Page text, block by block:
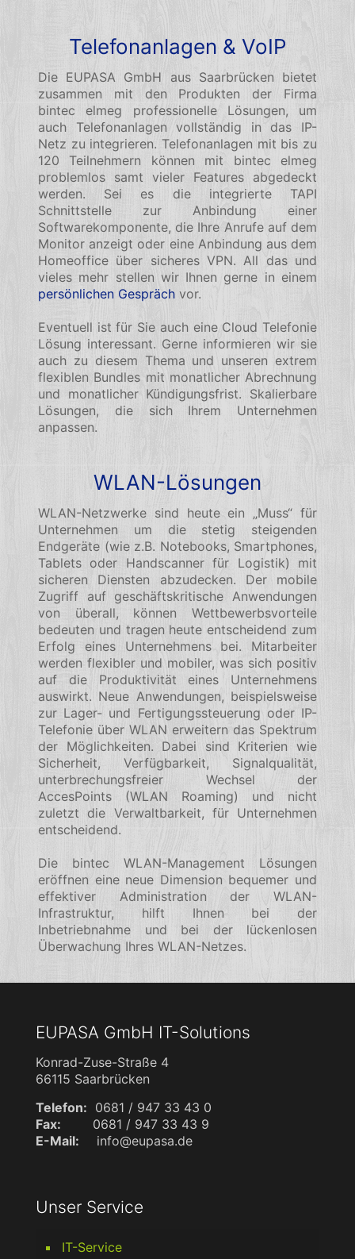
Telefonanlagen & VoIP
Die EUPASA GmbH aus Saarbrücken bietet
zusammen mit den Produkten der Firma
bintec elmeg professionelle Lösungen, um
auch Telefonanlagen vollständig in das IP-
Netz zu integrieren. Telefonanlagen mit bis zu
120 Teilnehmern können mit bintec elmeg
problemlos samt vieler Features abgedeckt
werden. Sei es die integrierte TAPI
Schnittstelle zur Anbindung einer
Softwarekomponente, die Ihre Anrufe auf dem
Monitor anzeigt oder eine Anbindung aus dem
Homeoffice über sicheres VPN. All das und
vieles mehr stellen wir Ihnen gerne in einem
persönlichen Gespräch vor.
Eventuell ist für Sie auch eine Cloud Telefonie
Lösung interessant. Gerne informieren wir sie
auch zu diesem Thema und unseren extrem
flexiblen Bundles mit monatlicher Abrechnung
und monatlicher Kündigungsfrist. Skalierbare
Lösungen, die sich Ihrem Unternehmen
anpassen.
WLAN-Lösungen
WLAN-Netzwerke sind heute ein „Muss“ für
Unternehmen um die stetig steigenden
Endgeräte (wie z.B. Notebooks, Smartphones,
Tablets oder Handscanner für Logistik) mit
sicheren Diensten abzudecken. Der mobile
Zugriff auf geschäftskritische Anwendungen
von überall, können Wettbewerbsvorteile
bedeuten und tragen heute entscheidend zum
Erfolg eines Unternehmens bei. Mitarbeiter
werden flexibler und mobiler, was sich positiv
auf die Produktivität eines Unternehmens
auswirkt. Neue Anwendungen, beispielsweise
zur Lager- und Fertigungssteuerung oder IP-
Telefonie über WLAN erweitern das Spektrum
der Möglichkeiten. Dabei sind Kriterien wie
Sicherheit, Verfügbarkeit, Signalqualität,
unterbrechungsfreier Wechsel der
AccesPoints (WLAN Roaming) und nicht
zuletzt die Verwaltbarkeit, für Unternehmen
entscheidend.
Die bintec WLAN-Management Lösungen
eröffnen eine neue Dimension bequemer und
effektiver Administration der WLAN-
Infrastruktur, hilft Ihnen bei der
Inbetriebnahme und bei der lückenlosen
Überwachung Ihres WLAN-Netzes.
EUPASA GmbH IT-Solutions
Konrad-Zuse-Straße 4
66115 Saarbrücken
Telefon: 0681 / 947 33 43 0
Fax:
0681 / 947 33 43 9
E-Mail:
info@eupasa.de
Unser Service
IT-Service